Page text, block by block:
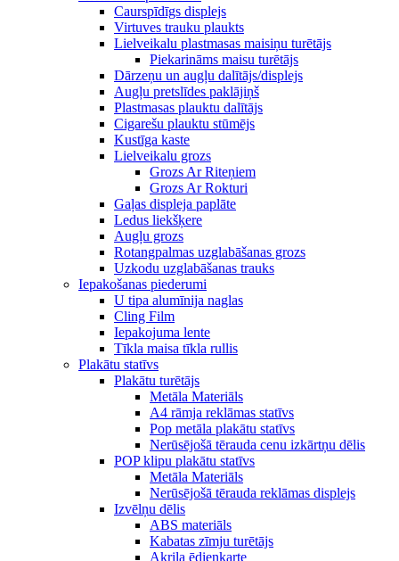
Caurspīdīgs displejs
Virtuves trauku plaukts
Lielveikalu plastmasas maisiņu turētājs
Piekarināms maisu turētājs
Dārzeņu un augļu dalītājs/displejs
Augļu pretslīdes paklājiņš
Plastmasas plauktu dalītājs
Cigarešu plauktu stūmējs
Kustīga kaste
Lielveikalu grozs
Grozs Ar Riteņiem
Grozs Ar Rokturi
Gaļas displeja paplāte
Ledus liekšķere
Augļu grozs
Rotangpalmas uzglabāšanas grozs
Uzkodu uzglabāšanas trauks
Iepakošanas piederumi
U tipa alumīnija naglas
Cling Film
Iepakojuma lente
Tīkla maisa tīkla rullis
Plakātu statīvs
Plakātu turētājs
Metāla Materiāls
A4 rāmja reklāmas statīvs
Pop metāla plakātu statīvs
Nerūsējošā tērauda cenu izkārtņu dēlis
POP klipu plakātu statīvs
Metāla Materiāls
Nerūsējošā tērauda reklāmas displejs
Izvēlņu dēlis
ABS materiāls
Kabatas zīmju turētājs
Akrila ēdienkarte